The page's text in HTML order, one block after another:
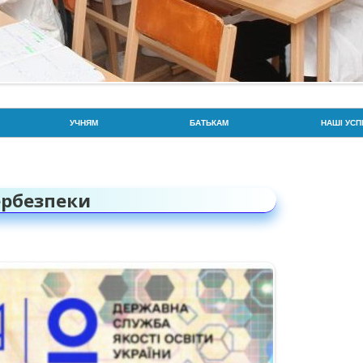
УЧНЯМ
УВАГА: БЕЗПЕКА ТА ПРОТИДІЯ
ВЕРБУВАННЮ
ПРАВИЛА БЕЗПЕКИ
ДПА ТА ЗНО
CAMBRIDGE EXAMS!
БАТЬКАМ
ПРОТИДІЯ ВЕРБУВАННЮ ДІТЕЙ
ПЕРЕВЕДЕННЯ УЧНІВ
ВІДПОВІДАЛЬНІСТЬ БАТЬКІВ ТА
УЧНІВ ЗА ЗДОБУТТЯ ОСВІТИ
ХАРЧУВАННЯ
НАШІ